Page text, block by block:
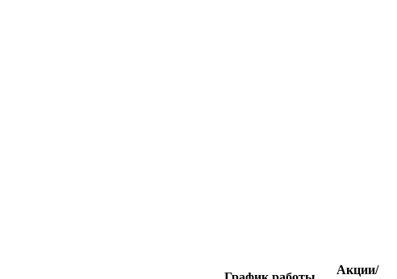
Акции/